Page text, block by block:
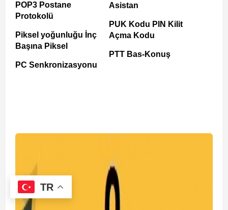
POP3 Postane
Protokolü
Piksel yoğunluğu İnç
Başına Piksel
PC Senkronizasyonu
Asistan
PUK Kodu PIN Kilit
Açma Kodu
PTT Bas-Konuş
TR